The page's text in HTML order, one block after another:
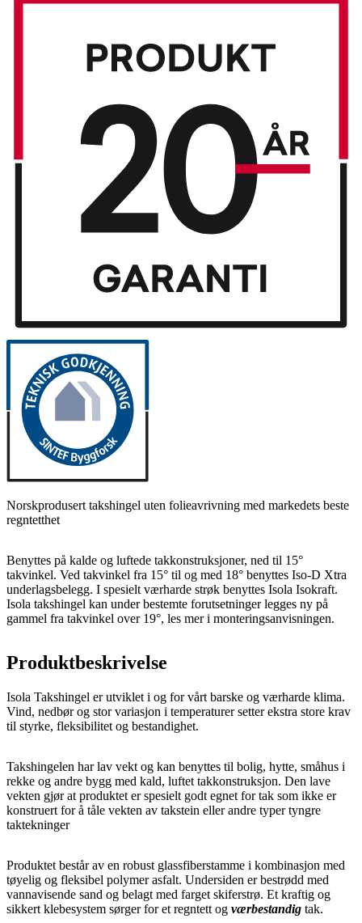
Norskprodusert takshingel uten folieavrivning med markedets beste
regntetthet
Benyttes på kalde og luftede takkonstruksjoner, ned til 15°
takvinkel. Ved takvinkel fra 15° til og med 18° benyttes Iso-D Xtra
underlagsbelegg. I spesielt værharde strøk benyttes Isola Isokraft.
Isola takshingel kan under bestemte forutsetninger legges ny på
gammel fra takvinkel over 19°, les mer i monteringsanvisningen.
Produktbeskrivelse
Isola Takshingel er utviklet i og for vårt barske og værharde klima.
Vind, nedbør og stor variasjon i temperaturer setter ekstra store krav
til styrke, fleksibilitet og bestandighet.
Takshingelen har lav vekt og kan benyttes til bolig, hytte, småhus i
rekke og andre bygg med kald, luftet takkonstruksjon. Den lave
vekten gjør at produktet er spesielt godt egnet for tak som ikke er
konstruert for å tåle vekten av takstein eller andre typer tyngre
taktekninger
Produktet består av en robust glassfiberstamme i kombinasjon med
tøyelig og fleksibel polymer asfalt. Undersiden er bestrødd med
vannavisende sand og belagt med farget skiferstrø. Et kraftig og
sikkert klebesystem sørger for et regntett og værbestandig tak.